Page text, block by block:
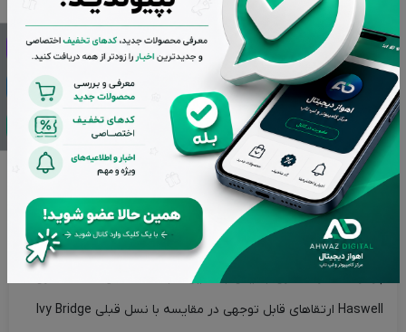
اینتل است که برای کاربرانی که به دنبال عملکرد مناسب و قیمت
مقرون به صرفه هستند، مناسب است. پردازنده بدون باکس اینتل
این سری است که در ادامه نگاهی به بررسی این محصول داریم.
مدل پردازنده Pentium G3220، یک پردازنده دو هسته‌ای با فرکانس
پایه 3 گیگاهرتز است. این پردازنده از سری Haswell تولید شده و
سوکت پردازنده آن LGA 1150 است. سری Haswell یکی از نسل‌های
پردازنده‌های Intel است که در سال 2013 عرضه شد. این سری از
پردازنده‌ها از معماری جدیدی با همین نام استفاده می‌کنند. معماری
Haswell ارتقاهای قابل توجهی در مقایسه با نسل قبلی Ivy Bridge